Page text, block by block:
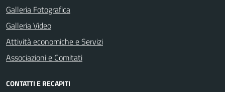
Galleria Fotografica
Galleria Video
Attività economiche e Servizi
Associazioni e Comitati
CONTATTI E RECAPITI